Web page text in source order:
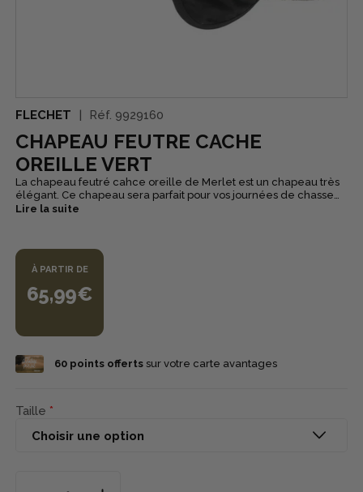
FLECHET Réf. 9929160
CHAPEAU FEUTRE CACHE
OREILLE VERT
La chapeau feutré cahce oreille de Merlet est un chapeau très
élégant. Ce chapeau sera parfait pour vos journées de chasse
en plaine ou en forêt. Le cache oreille vous permettra de
Lire la suite
À PARTIR DE
65,99€
60points offertssur votre carte avantages
Taille